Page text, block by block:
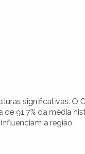
significativas. O
91,7% da média
a região.